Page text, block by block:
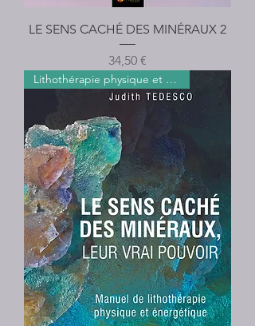
LE SENS CACHÉ DES MINÉRAUX 2
Prix
34,50 €
Lithothérapie physique et éner